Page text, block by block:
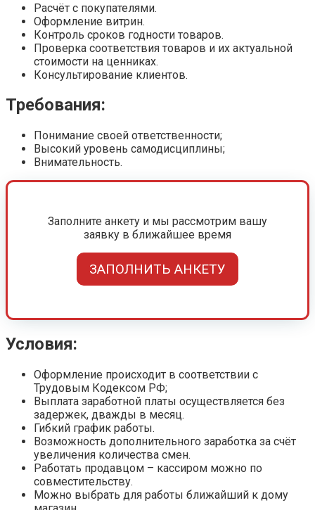
Расчёт с покупателями.
Оформление витрин.
Контроль сроков годности товаров.
Проверка соответствия товаров и их актуальной
стоимости на ценниках.
Консультирование клиентов.
Требования:
Понимание своей ответственности;
Высокий уровень самодисциплины;
Внимательность.
Заполните анкету и мы рассмотрим вашу
заявку в ближайшее время
ЗАПОЛНИТЬ АНКЕТУ
Условия:
Оформление происходит в соответствии с
Трудовым Кодексом РФ;
Выплата заработной платы осуществляется без
задержек, дважды в месяц.
Гибкий график работы.
Возможность дополнительного заработка за счёт
увеличения количества смен.
Работать продавцом – кассиром можно по
совместительству.
Можно выбрать для работы ближайший к дому